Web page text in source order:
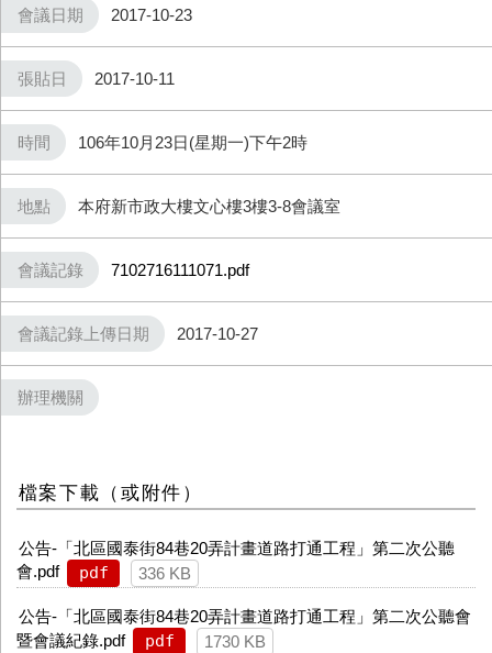
會議日期 2017-10-23
張貼日 2017-10-11
時間 106年10月23日(星期一)下午2時
地點 本府新市政大樓文心樓3樓3-8會議室
會議記錄 7102716111071.pdf
會議記錄上傳日期 2017-10-27
辦理機關
檔案下載（或附件）
公告-「北區國泰街84巷20弄計畫道路打通工程」第二次公聽
會.pdf
pdf 336 KB
公告-「北區國泰街84巷20弄計畫道路打通工程」第二次公聽會
暨會議紀錄.pdf
pdf 1730 KB